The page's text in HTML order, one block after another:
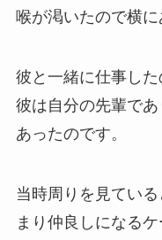
喉が渇いたので横
彼と一緒に仕事した
彼は自分の先輩で
あったのです。
当時周りを見てい
まり仲良しになる